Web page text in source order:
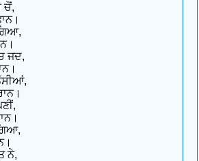
ਚੋਂ,
ਜਦ,
ਨੇ,